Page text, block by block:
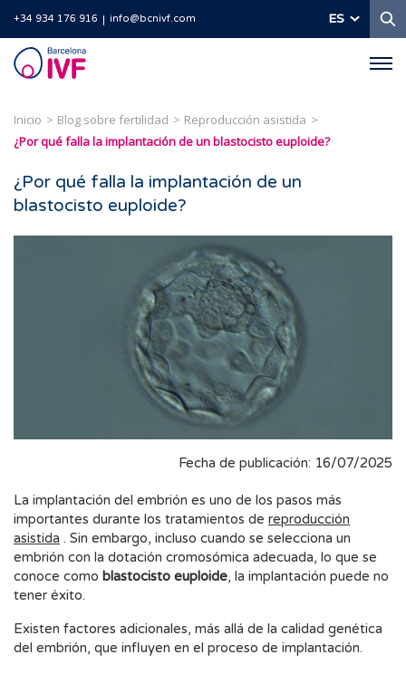
+34 934 176 916 info@bcnivf.com ES
Barcelona
IVF
Inicio Blog sobre fertilidad
Reproducción asistida
¿Por qué falla la implantación de un blastocisto euploide?
¿Por qué falla la implantación de un
blastocisto euploide?
Fecha de publicación: 16/07/2025
La implantación del embrión es uno de los pasos más
importantes durante los tratamientos de reproducción
asistida . Sin embargo, incluso cuando se selecciona un
embrión con la dotación cromosómica adecuada, lo que se
conoce como blastocisto euploide, la implantación puede no
tener éxito.
Existen factores adicionales, más allá de la calidad genética
del embrión, que influyen en el proceso de implantación.